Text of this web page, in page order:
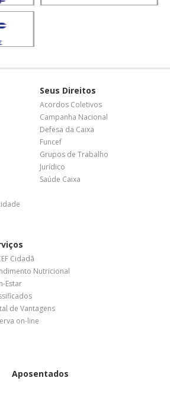
Seus Direitos
Acordos Coletivos
Campanha Nacional
Defesa da Caixa
Funcef
Grupos de Trabalho
Jurídico
Saúde Caixa
Cidadã
Nutricional
Estar
de Vantagens
on-line
Aposentados